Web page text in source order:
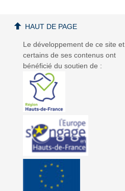
Le développement de ce site et
certains de ses contenus ont
bénéficié du soutien de :
HAUT DE PAGE